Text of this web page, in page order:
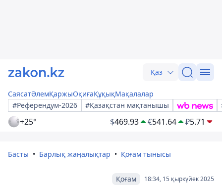
Қаз
СаясатӘлемҚаржыОқиғаҚұқықМақалалар
#Референдум-2026
#Қазақстан мақтанышы
+25° $469.93 €541.64 ₽5.71
Басты Барлық жаңалықтар Қоғам тынысы
18:34, 15 қыркүйек 2025
Қоғам